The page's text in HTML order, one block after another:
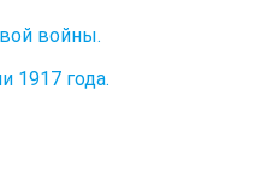
войны.
1917 года.